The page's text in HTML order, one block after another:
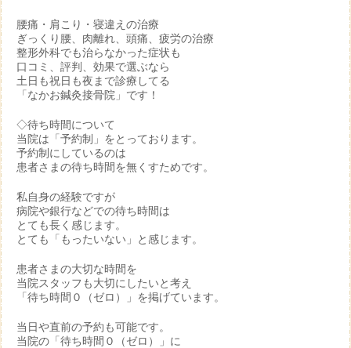
腰痛・肩こり・寝違えの治療
ぎっくり腰、肉離れ、頭痛、疲労の治療
整形外科でも治らなかった症状も
口コミ、評判、効果で選ぶなら
土日も祝日も夜まで診療してる
「なかお鍼灸接骨院」です！
◇待ち時間について
当院は「予約制」をとっております。
予約制にしているのは
患者さまの待ち時間を無くすためです。
私自身の経験ですが
病院や銀行などでの待ち時間は
とても長く感じます。
とても「もったいない」と感じます。
患者さまの大切な時間を
当院スタッフも大切にしたいと考え
「待ち時間０（ゼロ）」を掲げています。
当日や直前の予約も可能です。
当院の「待ち時間０（ゼロ）」に